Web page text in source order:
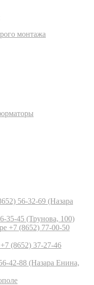
монтажа
56-32-69 (Назара
35-45 (Трунова, 100)
+7 (8652) 77-00-50
(8652) 37-27-46
42-88 (Назара Енина,